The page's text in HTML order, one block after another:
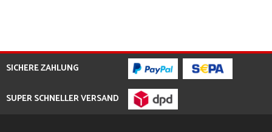
SICHERE ZAHLUNG
SUPER SCHNELLER VERSAND